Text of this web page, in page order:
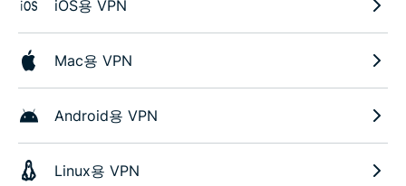
iOS용 VPN
Mac용 VPN
Android용 VPN
Linux용 VPN